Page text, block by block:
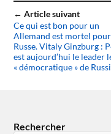
← Article suivant
Ce qui est bon pour un
Allemand est mortel
Russe. Vitaly Ginzburg :
est aujourd’hui le leader
« démocratique » de
Rechercher